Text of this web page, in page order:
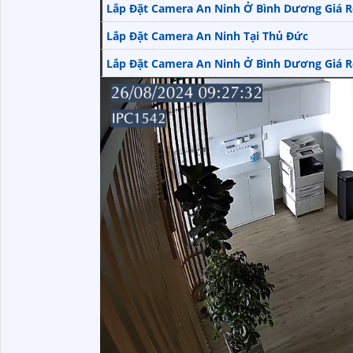
Lắp Đặt Camera An Ninh Ở Bình Dương Giá
Lắp Đặt Camera An Ninh Tại Thủ Đức
Lắp Đặt Camera An Ninh Ở Bình Dương Giá